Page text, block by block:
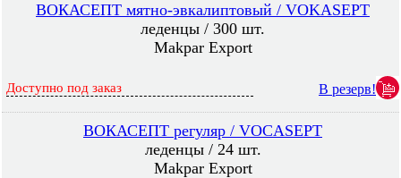
ВОКАСЕПТ мятно-эвкалиптовый / VOKASEPT
леденцы / 300 шт.
Makpar Export
Доступно под заказ В резерв!
ВОКАСЕПТ регуляр / VOCASEPT
леденцы / 24 шт.
Makpar Export